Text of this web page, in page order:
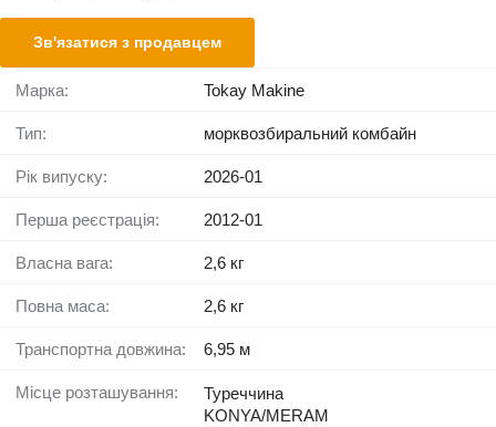
Зв'язатися з продавцем
Марка: Tokay Makine
Тип: морквозбиральний комбайн
Рік випуску: 2026-01
Перша реєстрація: 2012-01
Власна вага: 2,6 кг
Повна маса: 2,6 кг
Транспортна довжина: 6,95 м
Місце розташування:
Туреччина
KONYA/MERAM